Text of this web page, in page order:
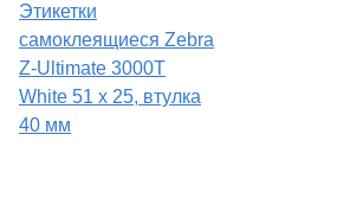
Этикетки
самоклеящиеся Zebra
Z-Ultimate 3000T
White 51 x 25, втулка
40 мм